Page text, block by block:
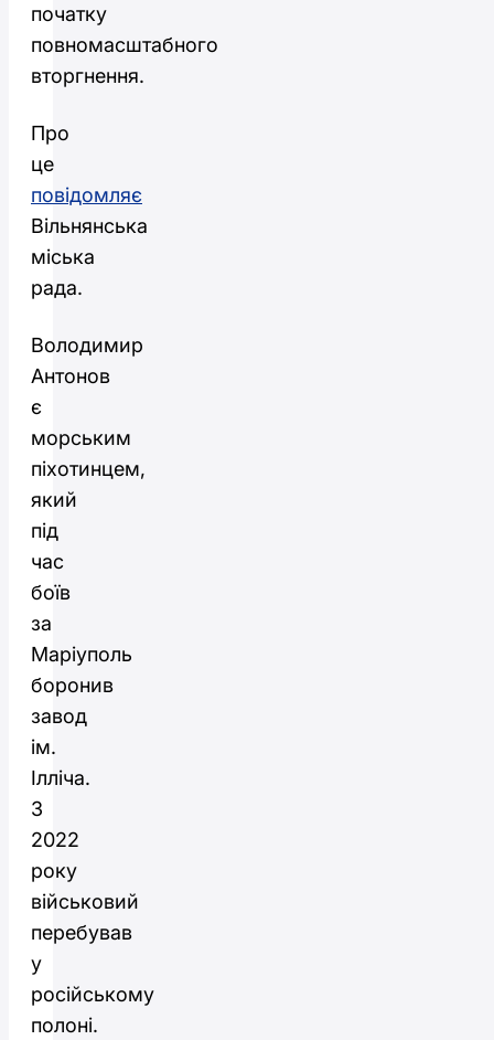
початку
повномасштабного
вторгнення.
Про
це
повідомляє
Вільнянська
міська
рада.
Володимир
Антонов
є
морським
піхотинцем,
який
під
час
боїв
за
Маріуполь
боронив
завод
ім.
Ілліча.
З
2022
року
військовий
перебував
у
російському
полоні.